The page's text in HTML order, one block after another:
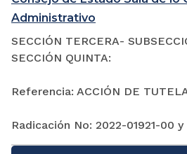
Administrativo
SECCIÓN TERCERA-
SECCIÓN QUINTA:
Referencia: ACCIÓN DE
Radicación No: 2022-01921-00